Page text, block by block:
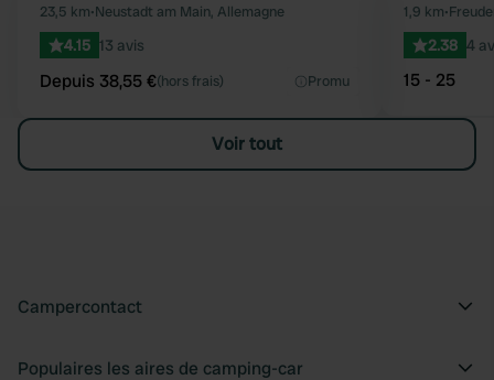
Préféré
23,5 km•Neustadt am Main, Allemagne
4.15 13 avis
Depuis 38,55 €(hors frais) Promu
1,9 km•
2.38 4
15 - 25
Voir tout
Campercontact
Populaires les aires de camping-car